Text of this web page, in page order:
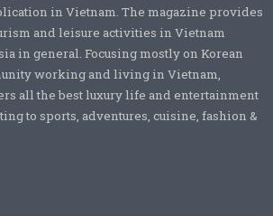
in Vietnam. The magazine provides
and leisure activities in Vietnam
in general. Focusing mostly on Korean
working and living in Vietnam,
all the best luxury life and entertainment
to sports, adventures, cuisine, fashion &